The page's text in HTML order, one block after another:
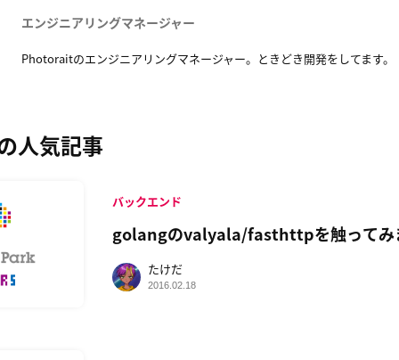
エンジニアリングマネージャー
Photoraitのエンジニアリングマネージャー。ときどき開発をしてます。
人気記事
golangのvalyala/fasthttpを触ってみ
バックエンド
たけだ
2016.02.18